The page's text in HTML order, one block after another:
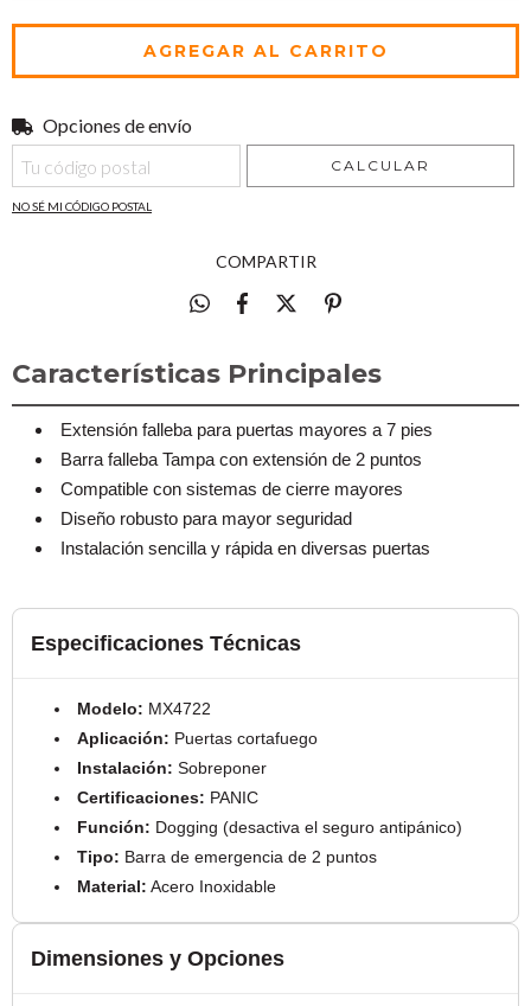
Entregas para el CP:
Opciones de envío
CALCULAR
NO SÉ MI CÓDIGO POSTAL
COMPARTIR
Características Principales
Extensión falleba para puertas mayores a 7 pies
Barra falleba Tampa con extensión de 2 puntos
Compatible con sistemas de cierre mayores
Diseño robusto para mayor seguridad
Instalación sencilla y rápida en diversas puertas
Especificaciones Técnicas
Modelo: MX4722
Aplicación: Puertas cortafuego
Instalación: Sobreponer
Certificaciones: PANIC
Función: Dogging (desactiva el seguro antipánico)
Tipo: Barra de emergencia de 2 puntos
Material: Acero Inoxidable
Dimensiones y Opciones